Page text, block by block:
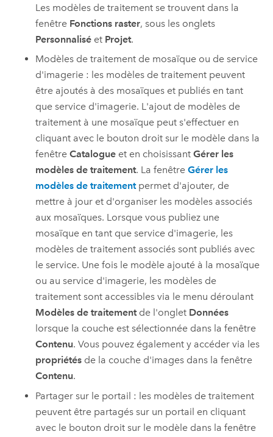
Les modèles de traitement se trouvent dans la
fenêtre Fonctions raster, sous les onglets
Personnalisé et Projet.
Modèles de traitement de mosaïque ou de service
d'imagerie : les modèles de traitement peuvent
être ajoutés à des mosaïques et publiés en tant
que service d'imagerie. L'ajout de modèles de
traitement à une mosaïque peut s'effectuer en
cliquant avec le bouton droit sur le modèle dans la
fenêtreCatalogue et en choisissantGérer les
modèles de traitement. La fenêtreGérer les
modèles de traitementpermet d'ajouter, de
mettre à jour et d'organiser les modèles associés
aux mosaïques. Lorsque vous publiez une
mosaïque en tant que service d'imagerie, les
modèles de traitement associés sont publiés avec
le service. Une fois le modèle ajouté à la mosaïque
ou au service d'imagerie, les modèles de
traitement sont accessibles via le menu déroulant
Modèles de traitementde l'onglet Données
lorsque la couche est sélectionnée dans la fenêtre
Contenu. Vous pouvez également y accéder via les
propriétés de la couche d'images dans la fenêtre
Contenu.
Partager sur le portail : les modèles de traitement
peuvent être partagés sur un portail en cliquant
avec le bouton droit sur le modèle dans la fenêtre